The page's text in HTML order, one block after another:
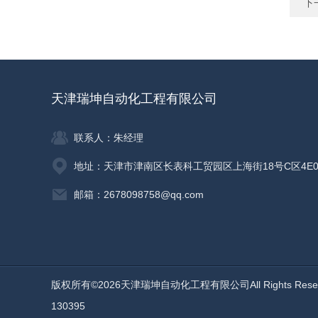
天津瑞坤自动化工程有限公司
联系人：朱经理
地址：天津市津南区长表科工贸园区上海街18号C区
邮箱：2678098758@qq.com
版权所有©2026天津瑞坤自动化工程有限公司All Rights
130395